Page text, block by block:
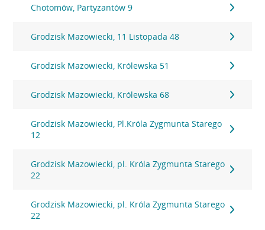
Chotomów, Partyzantów 9
Grodzisk Mazowiecki, 11 Listopada 48
Grodzisk Mazowiecki, Królewska 51
Grodzisk Mazowiecki, Królewska 68
Grodzisk Mazowiecki, Pl.Króla Zygmunta Starego
12
Grodzisk Mazowiecki, pl. Króla Zygmunta Starego
22
Grodzisk Mazowiecki, pl. Króla Zygmunta Starego
22